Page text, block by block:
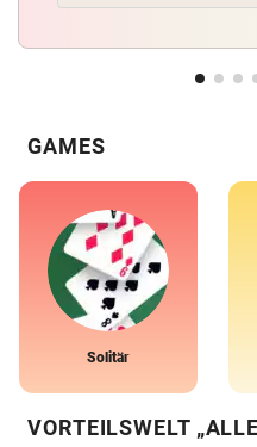
GAMES
Solitär
VORTEILSWELT